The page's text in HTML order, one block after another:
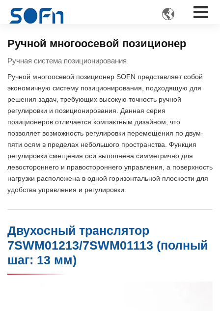

Ручной многоосевой позиционер
Ручная система позиционирования
Ручной многоосевой позиционер SOFN представляет собой
экономичную систему позиционирования, подходящую для
решения задач, требующих высокую точность ручной
регулировки и позиционирования. Данная серия
позиционеров отличается компактным дизайном, что
позволяет возможность регулировки перемещения по двум-
пяти осям в пределах небольшого пространства. Функция
регулировки смещения оси выполнена симметрично для
левостороннего и правостороннего управления, а поверхность
нагрузки расположена в одной горизонтальной плоскости для
удобства управления и регулировки.
Двухосный транслятор
7SWM01213/7SWM01113 (полный
шаг: 13 мм)